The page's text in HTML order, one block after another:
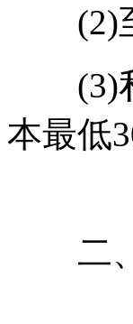
(2)至
(3)私
本最低
二、